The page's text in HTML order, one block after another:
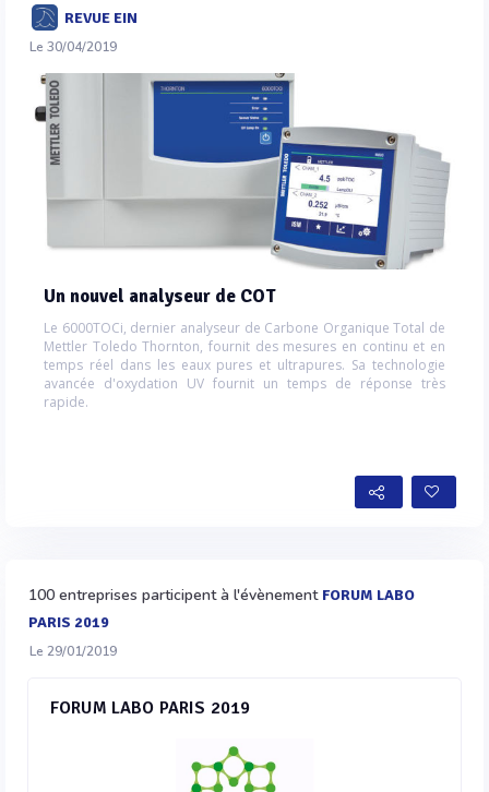
REVUE EIN
Le 30/04/2019
Un nouvel analyseur de COT
Le 6000TOCi, dernier analyseur de Carbone Organique Total de
Mettler Toledo Thornton, fournit des mesures en continu et en
temps réel dans les eaux pures et ultrapures. Sa technologie
avancée d'oxydation UV fournit un temps de réponse très
rapide.
100 entreprises participent à l'évènement FORUM LABO
PARIS 2019
Le 29/01/2019
FORUM LABO PARIS 2019